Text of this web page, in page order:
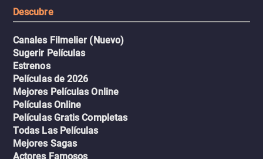
Descubre
Canales Filmelier (Nuevo)
Sugerir Películas
Estrenos
Películas de 2026
Mejores Películas Online
Películas Online
Películas Gratis Completas
Todas Las Películas
Mejores Sagas
Actores Famosos